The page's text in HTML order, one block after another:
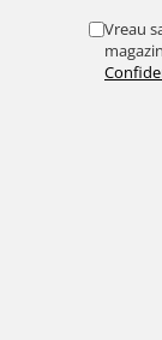
Vreau